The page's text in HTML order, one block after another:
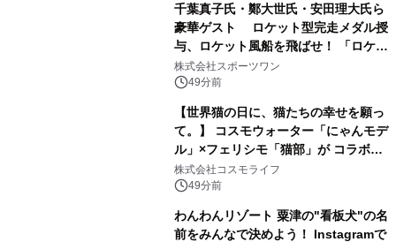
千葉真子氏・鄭大世氏・安田理大氏ら
豪華ゲスト ロケット型完走メダル授
与、ロケット風船を飛ばせ！ 「ロケッ
トマラソン2026」開催
株式会社スポーツワン
49分前
【世界猫の日に、猫たちの幸せを願っ
て。】 コスモウォーター「にゃんモデ
ル」×フェリシモ「猫部」が コラボキ
ャンペーンを実施
株式会社コスモライフ
49分前
わんわんリゾート 粟津の"看板犬"の名
前をみんなで決めよう！ Instagramで